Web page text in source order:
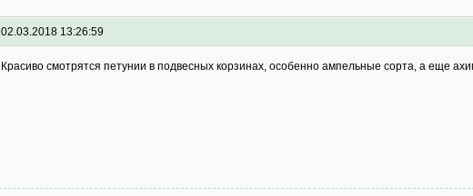
02.03.2018 13:26:59
Красиво смотрятся петунии в подвесных корзинах, особенно ампельные сорта, а еще